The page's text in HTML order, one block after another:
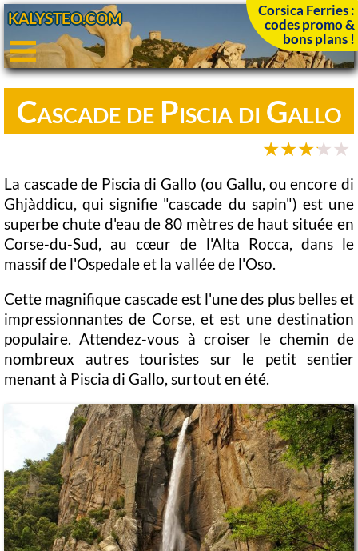
KALYSTEO.COM
Corsica Ferries :
codes promo &
bons plans !
Cascade de Piscia di Gallo
La cascade de Piscia di Gallo (ou Gallu, ou encore di
Ghjàddicu, qui signifie "cascade du sapin") est une
superbe chute d'eau de 80 mètres de haut située en
Corse-du-Sud, au cœur de l'Alta Rocca, dans le
massif de l'Ospedale et la vallée de l'Oso.
Cette magnifique cascade est l'une des plus belles et
impressionnantes de Corse, et est une destination
populaire. Attendez-vous à croiser le chemin de
nombreux autres touristes sur le petit sentier
menant à Piscia di Gallo, surtout en été.